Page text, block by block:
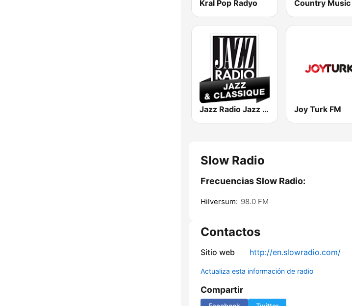
Kral Pop Radyo
Jazz Radio Jazz & Classique Joy Turk FM
Slow Radio
Frecuencias Slow Radio:
Hilversum: 98.0 FM
Contactos
Sitio web http://en.slowradio.com/
Actualiza esta información de radio
Compartir